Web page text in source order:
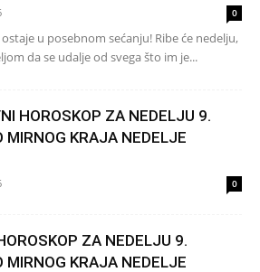
0
u posebnom sećanju! Ribe će nedelju,
da se udalje od svega što im je...
HOROSKOP ZA NEDELJU 9.
KRAJA NEDELJE
0
ZA NEDELJU 9.
KRAJA NEDELJE